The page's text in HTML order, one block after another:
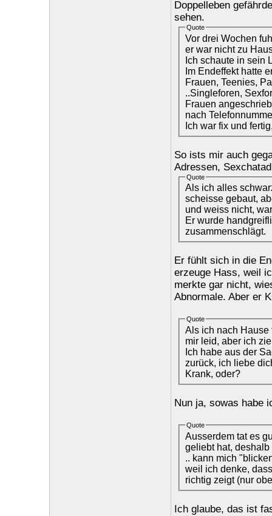
Doppelleben
sehen.
Quote
Vor drei Wochen
er war nicht zu
Ich schaute in sein
Im Endeffekt hatte
Frauen, Teenies,
..Singleforen,
Frauen
nach
Ich war fix und
So ists mir auch
Adressen,
Quote
Als ich alles
scheisse gebaut,
und weiss nicht,
Er wurde
zusammenschlägt.
Er fühlt sich in die
erzeuge Hass, weil
merkte gar nicht,
Abnormale. Aber er
Quote
Als ich nach Hause
mir leid, aber ich
Ich habe aus der
zurück, ich liebe
Krank, oder?
Nun ja, sowas habe
Quote
Ausserdem tat es
geliebt hat,
.. kann mich
weil ich denke,
richtig zeigt (nur
Ich glaube, das ist